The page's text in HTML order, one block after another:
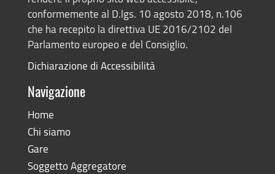
conformemente al D.lgs. 10 agosto 2018, n.106
che ha recepito la direttiva UE 2016/2102 del
Parlamento europeo e del Consiglio.
Dichiarazione di Accessibilità
Navigazione
Home
Chi siamo
Gare
Soggetto Aggregatore